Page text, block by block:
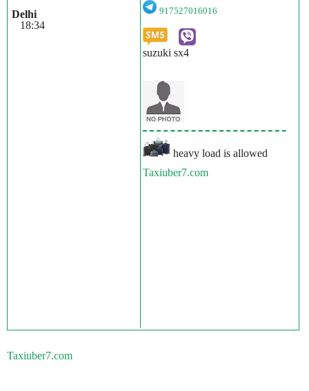
Delhi
18:34
917527016016
suzuki sx4
heavy load is allowed
Taxiuber7.com
Taxiuber7.com